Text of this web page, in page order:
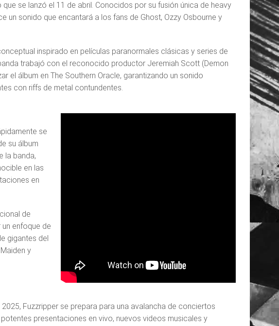
se lanzó el 11 de abril. Conocidos por su fusión única de heavy
un sonido que encantará a los fans de Ghost, Ozzy Osbourne y
inspirado en películas paranormales clásicas y series de
trabajó con el reconocido productor Jeremiah Scott (Demon
el álbum en The Southern Oracle, garantizando un sonido
con riffs de metal contundentes.
se
su álbum
la banda,
en las
en
de
enfoque de
gigantes del
y
Fuzzripper se prepara para una avalancha de conciertos
presentaciones en vivo, nuevos videos musicales y